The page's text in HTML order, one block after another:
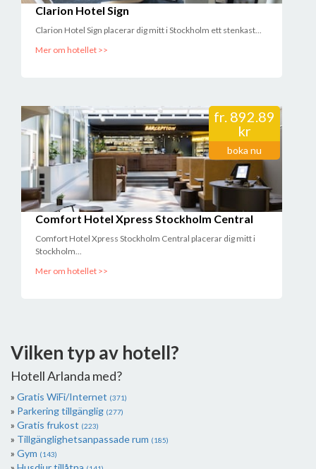
Clarion Hotel Sign
Clarion Hotel Sign placerar dig mitt i Stockholm ett stenkast...
Mer om hotellet >>
fr. 892.89
kr
boka nu
Comfort Hotel Xpress Stockholm Central
Comfort Hotel Xpress Stockholm Central placerar dig mitt i
Stockholm...
Mer om hotellet >>
Vilken typ av hotell?
Hotell Arlanda med?
Gratis WiFi/Internet (371)
Parkering tillgänglig (277)
Gratis frukost (223)
Tillgänglighetsanpassade rum (185)
Gym (143)